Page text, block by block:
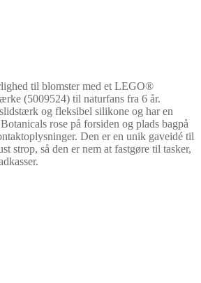
til blomster med et LEGO®
(5009524) til naturfans fra 6 år.
og fleksibel silikone og har en
rose på forsiden og plads bagpå
Den er en unik gaveidé til
strop, så den er nem at fastgøre til tasker,